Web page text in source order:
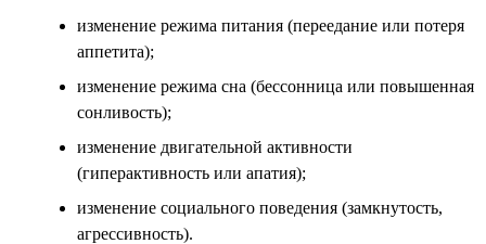
изменение режима питания (переедание или потеря
аппетита);
изменение режима сна (бессонница или повышенная
сонливость);
изменение двигательной активности
(гиперактивность или апатия);
изменение социального поведения (замкнутость,
агрессивность).